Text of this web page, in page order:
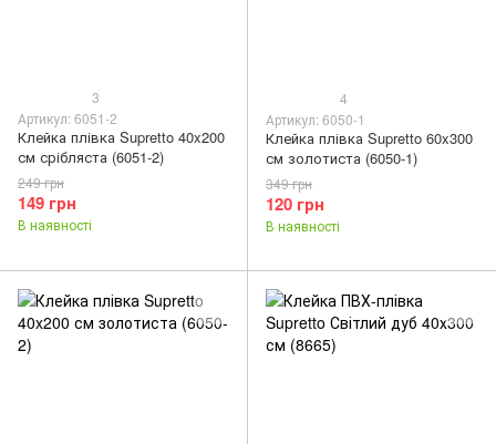
3
Артикул: 6051-2
Клейка плівка Supretto 40x200
см срібляста (6051-2)
149 грн
249 грн
В наявності
4
Артикул: 6050-1
Клейка плівка Supretto 60x300
см золотиста (6050-1)
120 грн
349 грн
В наявності